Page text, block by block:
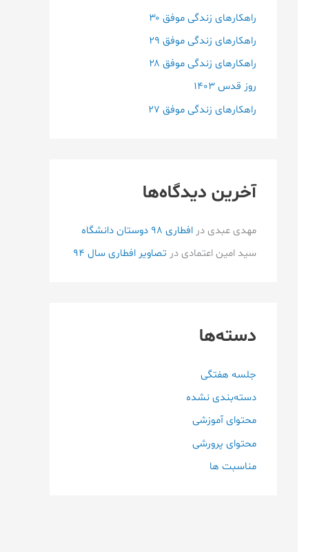
راهکارهای زندگی موفق ۳۰
راهکارهای زندگی موفق ۲۹
راهکارهای زندگی موفق ۲۸
روز قدس ۱۴۰3
راهکارهای زندگی موفق ۲۷
آخرین دیدگاه‌ها
مهدی عبدی در افطاری ۹۸ دوستان دانشگاه
سید امین اعتمادی در تصاویر افطاری سال 94
دسته‌ها
جلسه هفتگی
دسته‌بندی نشده
محتوای آموزشی
محتوای پرورشی
مناسبت ها